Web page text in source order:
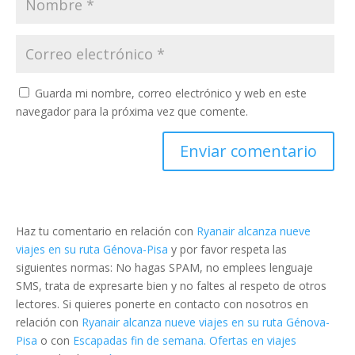
Guarda mi nombre, correo electrónico y web en este
navegador para la próxima vez que comente.
Haz tu comentario en relación con Ryanair alcanza nueve
viajes en su ruta Génova-Pisa y por favor respeta las
siguientes normas: No hagas SPAM, no emplees lenguaje
SMS, trata de expresarte bien y no faltes al respeto de otros
lectores. Si quieres ponerte en contacto con nosotros en
relación con Ryanair alcanza nueve viajes en su ruta Génova-
Pisa o con Escapadas fin de semana. Ofertas en viajes